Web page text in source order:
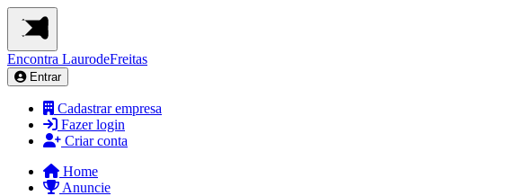
Encontra LaurodeFreitas
Entrar
Cadastrar empresa
Fazer login
Criar conta
Home
Anuncie